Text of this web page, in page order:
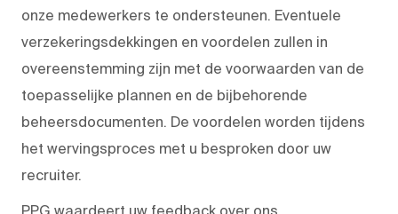
onze medewerkers te ondersteunen. Eventuele
verzekeringsdekkingen en voordelen zullen in
overeenstemming zijn met de voorwaarden van de
toepasselijke plannen en de bijbehorende
beheersdocumenten. De voordelen worden tijdens
het wervingsproces met u besproken door uw
recruiter.
PPG waardeert uw feedback over ons